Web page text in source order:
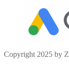
Copyright 2025 by